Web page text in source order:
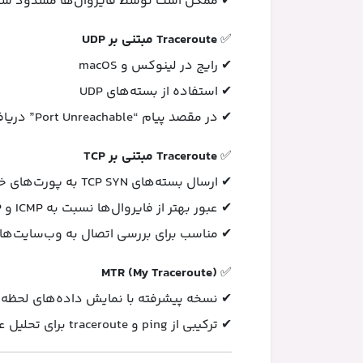
✅Traceroute مبتنی بر UDP
✔ رایج در لینوکس و macOS
✔ استفاده از بسته‌های UDP
✔ در مقصد پیام “Port Unreachable” دریافت می‌شود
✅Traceroute مبتنی بر TCP
✔ ارسال بسته‌های TCP SYN به پورت‌های خاص
✔ عبور بهتر از فایروال‌ها نسبت به ICMP و UDP
✔ مناسب برای بررسی اتصال به وب‌سایت‌ها
✅
MTR (My Traceroute)
✔ نسخه پیشرفته با نمایش داده‌های
✔ ترکیبی از ping و traceroute برای تحلیل عمیق‌تر